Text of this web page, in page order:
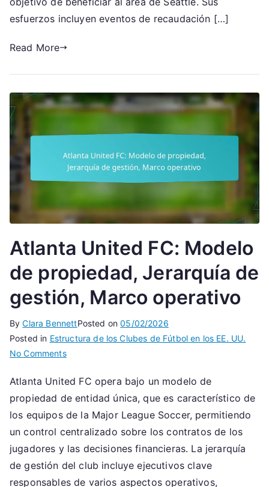
benéficas
esfuerzos incluyen eventos de recaudación […]
Read More
Atlanta United FC: Modelo
de propiedad, Jerarquía de
gestión, Marco operativo
ByClara BennettPosted on05/02/2026
Posted in Estructura de los Clubes de Fútbol en los EE. UU.
No Commentson
United
FC:
Modelo
de
propiedad,
de
Atlanta United FC opera bajo un modelo de
propiedad de entidad única, que es característico de
los equipos de la Major League Soccer, permitiendo
un control centralizado sobre los contratos de los
jugadores y las decisiones financieras. La jerarquía
de gestión del club incluye ejecutivos clave
responsables de varios aspectos operativos,